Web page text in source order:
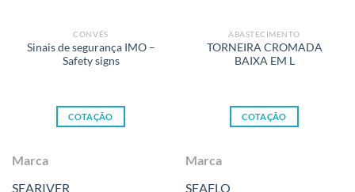
CONVÉS
Sinais de segurança IMO –
Safety signs
COTAÇÃO
Marca
SEARIVER
ABASTECIMENTO
TORNEIRA CROMADA
BAIXA EM L
COTAÇÃO
Marca
SEAFLO